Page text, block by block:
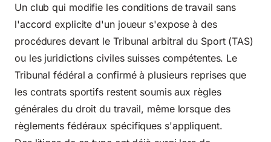
Un club qui modifie les conditions de travail sans
l'accord explicite d'un joueur s'expose à des
procédures devant le Tribunal arbitral du Sport (TAS)
ou les juridictions civiles suisses compétentes. Le
Tribunal fédéral a confirmé à plusieurs reprises que
les contrats sportifsrestent soumis aux règles
générales du droit du travail, même lorsque des
règlements fédéraux spécifiques s'appliquent.